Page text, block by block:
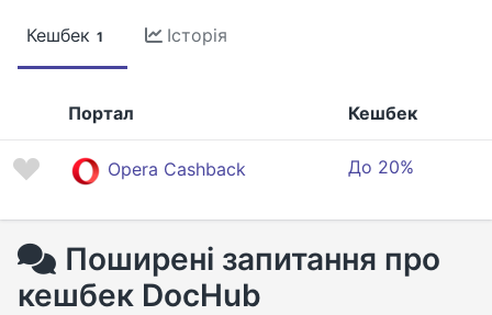
Кешбек 1 Історія
Портал Кешбек
Opera Cashback До 20%
Поширені запитання про
кешбек DocHub